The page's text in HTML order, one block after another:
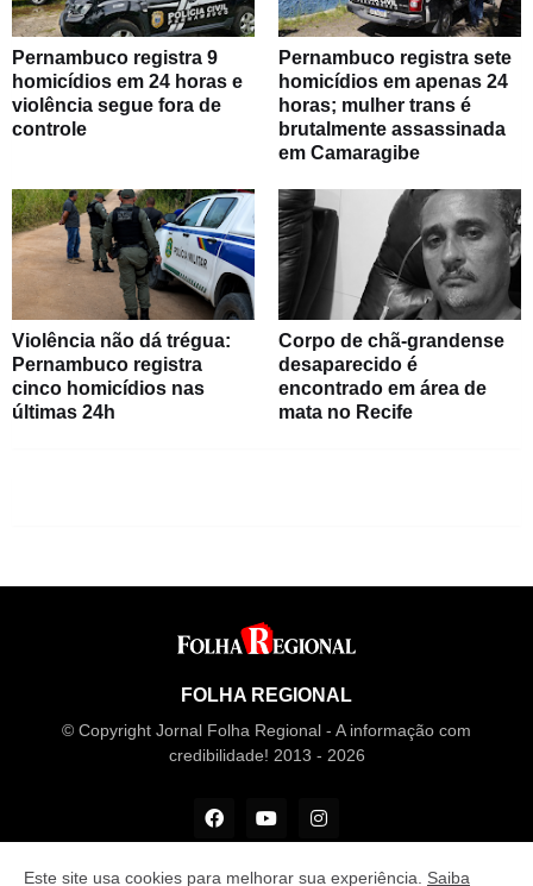
Pernambuco registra 9
homicídios em 24 horas e
violência segue fora de
controle
Pernambuco registra sete
homicídios em apenas 24
horas; mulher trans é
brutalmente assassinada
em Camaragibe
Violência não dá trégua:
Pernambuco registra
cinco homicídios nas
últimas 24h
Corpo de chã-grandense
desaparecido é
encontrado em área de
mata no Recife
FOLHA REGIONAL
© Copyright Jornal Folha Regional - A informação com
credibilidade! 2013 - 2026
Este site usa cookies para melhorar sua experiência. Saiba